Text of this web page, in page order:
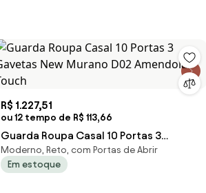
R$ 1.227,51
ou 12 tempo de R$ 113,66
Guarda Roupa Casal 10 Portas 3
Gavetas New Murano D02 Amendola
Touch
Moderno, Reto, com Portas de Abrir
Em estoque